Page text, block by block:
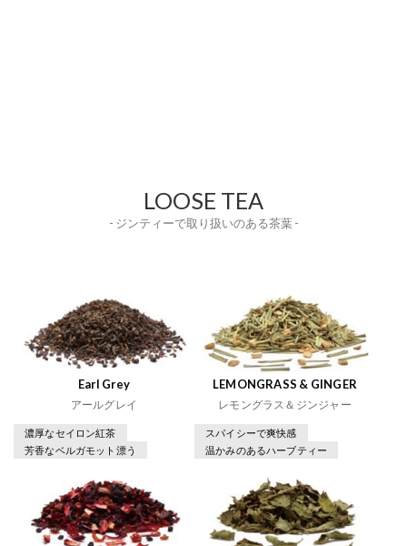
LOOSE TEA
- ジンティーで取り扱いのある茶葉 -
Earl Grey
アールグレイ
濃厚なセイロン紅茶
芳香なベルガモット漂う
LEMONGRASS & GINGER
レモングラス＆ジンジャー
スパイシーで爽快感
温かみのあるハーブティー